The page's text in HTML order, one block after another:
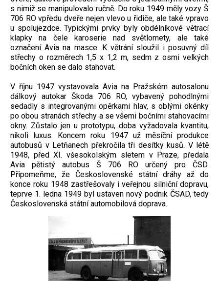
s nimiž se manipulovalo ručně. Do roku 1949 měly vozy Š
706 RO vpředu dveře nejen vlevo u řidiče, ale také vpravo
u spolujezdce. Typickými prvky byly obdélníkové větrací
klapky na čele karoserie nad světlomety, ale také
označení Avia na masce. K větrání sloužil i posuvný díl
střechy o rozměrech 1,5 x 1,2 m, sedm z osmi velkých
bočních oken se dalo stahovat.
V říjnu 1947 vystavovala Avia na Pražském autosalonu
dálkový autokar Škoda 706 RO, vybavený pohodlnými
sedadly s integrovanými opěrkami hlav, s oblými okénky
po obou stranách střechy a se všemi bočními stahovacími
okny. Zůstalo jen u prototypu, doba vyžadovala kvantitu,
nikoli luxus. Koncem roku 1947 už měsíční produkce
autobusů v Letňanech překročila tři desítky kusů. V létě
1948, před XI. všesokolským sletem v Praze, předala
Avia pětistý autobus Š 706 RO určený pro ČSD.
Připomeňme, že Československé státní dráhy až do
konce roku 1948 zastřešovaly i veřejnou silniční dopravu,
teprve 1. ledna 1949 byl ustaven nový podnik ČSAD, tedy
Československá státní automobilová doprava.